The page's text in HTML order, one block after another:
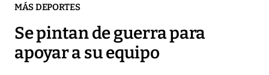
MÁS DEPORTES
Se pintan de guerra para
apoyar a su equipo